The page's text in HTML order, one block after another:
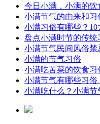
今日小满，小满的饮
小满节气的由来和习
小满习俗有哪些？10
盘点小满时节的传统
小满节气民间风俗
小满的节气习俗
小满吃苦菜的饮食习
小满节气有哪些习俗
小满吃什么？小满节